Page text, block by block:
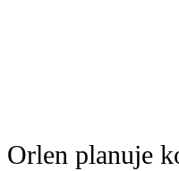
Orlen planuje